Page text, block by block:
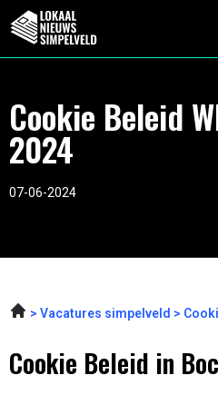
Cookie Beleid
2024
07-06-2024
Vacatures simpelveld
Cookie Beleid in